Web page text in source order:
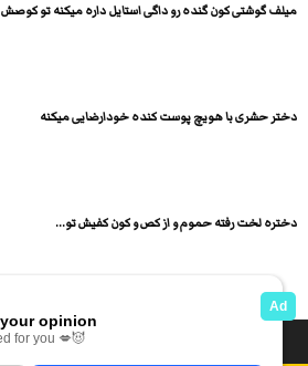
میلف گوشتی کون گنده رو داگی استایل داره میکنه تو کوصش
دختر حشری با هویچ پوست کنده خودارضایی میکنه
دختره لخت رفته حموم و از کص و کون کفیش تو...